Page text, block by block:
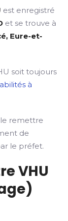
est enregistré
et se trouve à
Eure-et-
soit toujours
à
remettre
de
le préfet.
VHU